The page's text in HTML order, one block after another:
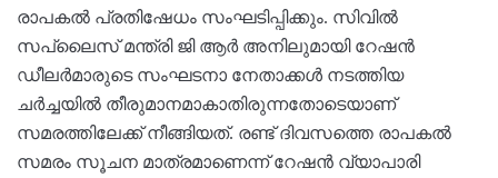
രാപകൽ പ്രതിഷേധം സംഘടിപ്പിക്കും. സിവിൽ
സപ്ലൈസ് മന്ത്രി ജി ആർ അനിലുമായി റേഷൻ
ഡീലർമാരുടെ സംഘടനാ നേതാക്കൾ നടത്തിയ
ചർച്ചയിൽ തീരുമാനമാകാതിരുന്നതോടെയാണ്
സമരത്തിലേക്ക് നീങ്ങിയത്. രണ്ട് ദിവസത്തെ രാപകൽ
സമരം സൂചന മാത്രമാണെന്ന് റേഷൻ വ്യാപാരി